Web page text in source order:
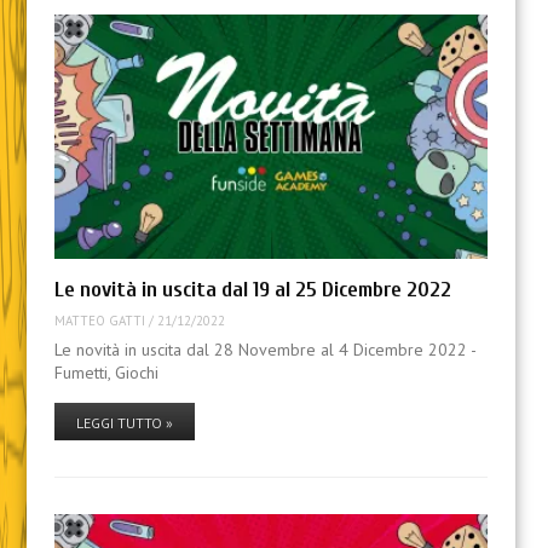
Le novità in uscita dal 19 al 25 Dicembre 2022
MATTEO GATTI / 21/12/2022
Le novità in uscita dal 28 Novembre al 4 Dicembre 2022 -
Fumetti, Giochi
LEGGI TUTTO »